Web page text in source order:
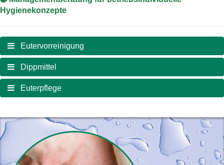
Hygienekonzepte
Eutervorreinigung
Dippmittel
Euterpflege